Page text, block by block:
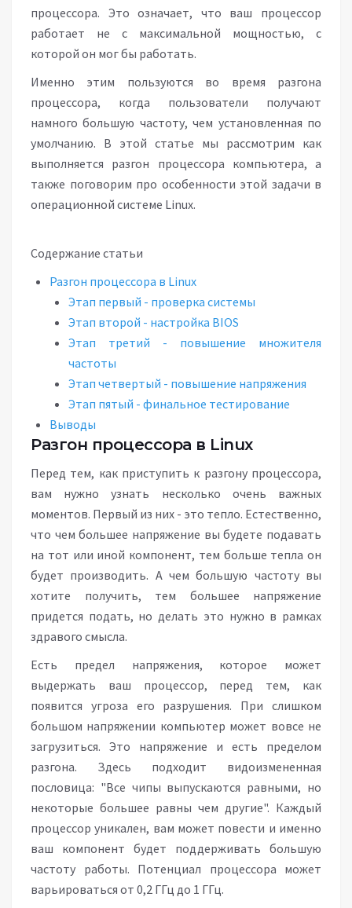
процессора. Это означает, что ваш процессор
работает не с максимальной мощностью, с
которой он мог бы работать.
Именно этим пользуются во время разгона
процессора, когда пользователи получают
намного большую частоту, чем установленная по
умолчанию. В этой статье мы рассмотрим как
выполняется разгон процессора компьютера, а
также поговорим про особенности этой задачи в
операционной системе Linux.
Содержание статьи
Разгон процессора в Linux
Этап первый - проверка системы
Этап второй - настройка BIOS
Этап третий - повышение множителя
частоты
Этап четвертый - повышение напряжения
Этап пятый - финальное тестирование
Выводы
Разгон процессора в Linux
Перед тем, как приступить к разгону процессора,
вам нужно узнать несколько очень важных
моментов. Первый из них - это тепло. Естественно,
что чем большее напряжение вы будете подавать
на тот или иной компонент, тем больше тепла он
будет производить. А чем большую частоту вы
хотите получить, тем большее напряжение
придется подать, но делать это нужно в рамках
здравого смысла.
Есть предел напряжения, которое может
выдержать ваш процессор, перед тем, как
появится угроза его разрушения. При слишком
большом напряжении компьютер может вовсе не
загрузиться. Это напряжение и есть пределом
разгона. Здесь подходит видоизмененная
пословица: "Все чипы выпускаются равными, но
некоторые большее равны чем другие". Каждый
процессор уникален, вам может повести и именно
ваш компонент будет поддерживать большую
частоту работы. Потенциал процессора может
варьироваться от 0,2 ГГц до 1 ГГц.